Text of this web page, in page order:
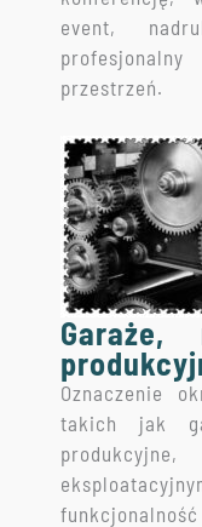
event,
przestrzeń.
Oznaczenie
takich jak